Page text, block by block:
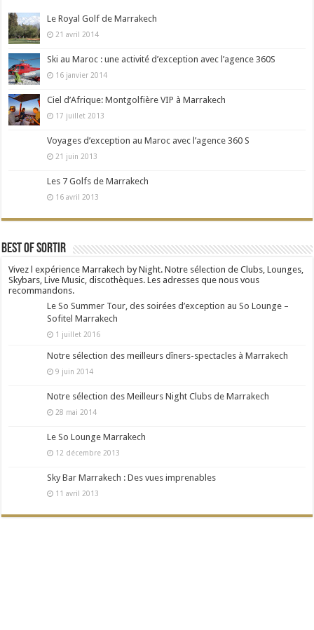
Le Royal Golf de Marrakech
21 avril 2014
Ski au Maroc : une activité d’exception avec l’agence 360S
16 janvier 2014
Ciel d’Afrique: Montgolfière VIP à Marrakech
17 juillet 2013
Voyages d’exception au Maroc avec l’agence 360 S
21 juin 2013
Les 7 Golfs de Marrakech
16 avril 2013
Best Of Sortir
Vivez l expérience Marrakech by Night. Notre sélection de Clubs, Lounges,
Skybars, Live Music, discothèques. Les adresses que nous vous
recommandons.
Le So Summer Tour, des soirées d’exception au So Lounge –
Sofitel Marrakech
1 juillet 2016
Notre sélection des meilleurs dîners-spectacles à Marrakech
9 juin 2014
Notre sélection des Meilleurs Night Clubs de Marrakech
28 mai 2014
Le So Lounge Marrakech
12 décembre 2013
Sky Bar Marrakech : Des vues imprenables
11 avril 2013